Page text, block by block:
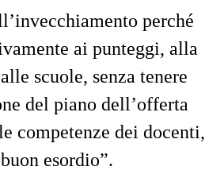
perché
ai punteggi, alla
scuole, senza tenere
del piano dell’offerta
competenze dei docenti,
esordio”.